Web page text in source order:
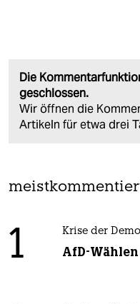
Die
geschlossen.
Wir öffnen die
Artikeln für etwa drei
1 Krise der
AfD-